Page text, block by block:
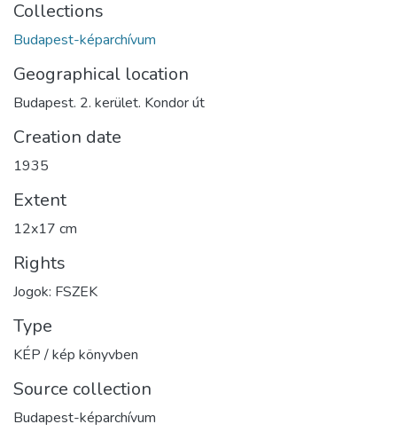
Collections
Budapest-képarchívum
Geographical location
Budapest. 2. kerület. Kondor út
Creation date
1935
Extent
12x17 cm
Rights
Jogok: FSZEK
Type
KÉP / kép könyvben
Source collection
Budapest-képarchívum